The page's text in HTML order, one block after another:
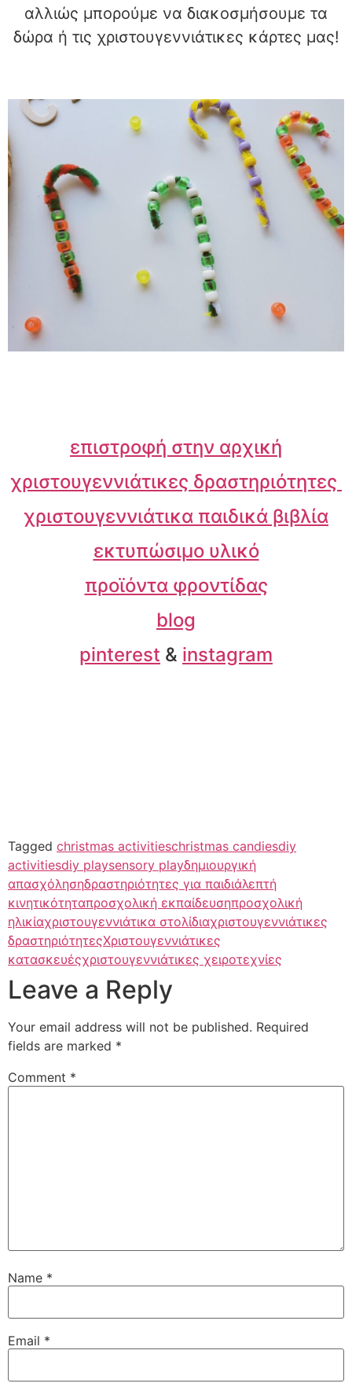
αλλιώς μπορούμε να διακοσμήσουμε τα
δώρα ή τις χριστουγεννιάτικες κάρτες μας!
επιστροφή στην αρχική
χριστουγεννιάτικες δραστηριότητες
χριστουγεννιάτικα παιδικά βιβλία
εκτυπώσιμο υλικό
προϊόντα φροντίδας
blog
pinterest & instagram
Tagged christmas activitieschristmas candiesdiy
activitiesdiy playsensory playδημιουργική
απασχόλησηδραστηριότητες για παιδιάλεπτή
κινητικότηταπροσχολική εκπαίδευσηπροσχολική
ηλικίαχριστουγεννιάτικα στολίδιαχριστουγεννιάτικες
δραστηριότητεςΧριστουγεννιάτικες
κατασκευέςχριστουγεννιάτικες χειροτεχνίες
Leave a Reply
Your email address will not be published. Required
fields are marked *
Comment *
Name *
Email *